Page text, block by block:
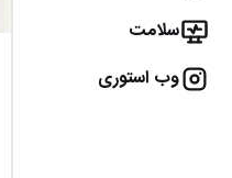
سلامت
وب استوری